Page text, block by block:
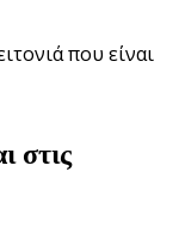
που είναι
στις